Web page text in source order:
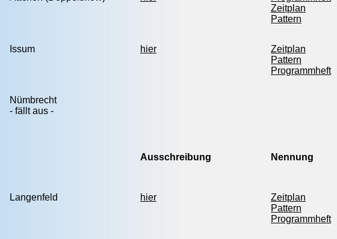
Zeitplan
Pattern
Issum hier
Zeitplan
Pattern
Programmheft
Nümbrecht
- fällt aus -
Ausschreibung Nennung
Langenfeld hier
Zeitplan
Pattern
Programmheft